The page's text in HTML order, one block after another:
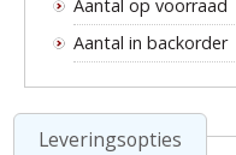
Aantal op voorraad
Aantal in backorder
Leveringsopties